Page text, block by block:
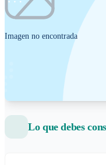
Imagen no encontrada
Lo que debes